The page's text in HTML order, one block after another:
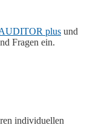
plus und
Fragen ein.
individuellen